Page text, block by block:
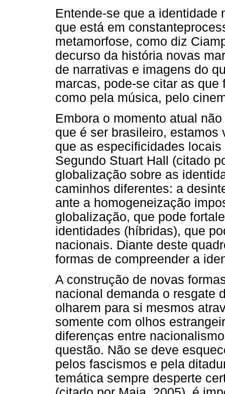
Entende-se que a identidade
que está em
metamorfose, como diz
decurso da história novas
de narrativas e imagens do
marcas, pode-se citar as
como pela música, pelo
Embora o momento atual
que é ser brasileiro,
que as especificidades
Segundo Stuart Hall (citado
globalização sobre as
caminhos diferentes: a
ante a homogeneização
globalização, que pode
identidades (híbridas), que
nacionais. Diante deste
formas de compreender a
A construção de novas
nacional demanda o resgate
olharem para si mesmos
somente com olhos
diferenças entre
questão. Não se deve
pelos fascismos e pela
temática sempre desperte